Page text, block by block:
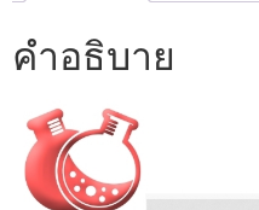
คำอธิบาย